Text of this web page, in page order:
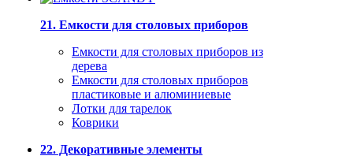
21. Емкости для столовых приборов
Емкости для столовых приборов из
дерева
Емкости для столовых приборов
пластиковые и алюминиевые
Лотки для тарелок
Коврики
22. Декоративные элементы